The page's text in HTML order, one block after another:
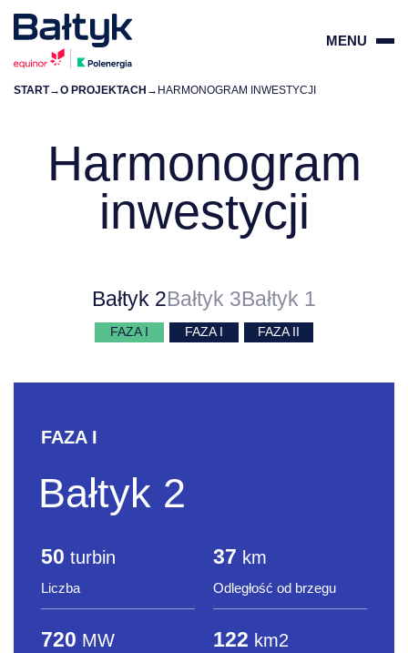
MENU
O PROJEKTACH
DLA SPOŁECZNOŚCI
AKTUALNOŚCI
START→O PROJEKTACH → HARMONOGRAM INWESTYCJI
Harmonogram
inwestycji
Bałtyk 2
FAZA I
Bałtyk 3
FAZA I
Bałtyk 1
FAZA II
FAZA I
Bałtyk 2
50 turbin
Liczba
37 km
Odległość od brzegu
720 MW 122 km2